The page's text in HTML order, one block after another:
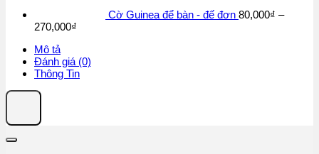
Cờ Guinea để bàn - đế đơn 80,000₫ –
270,000₫
80,000₫
đến
Mô tả
Đánh giá (0)
Thông Tin